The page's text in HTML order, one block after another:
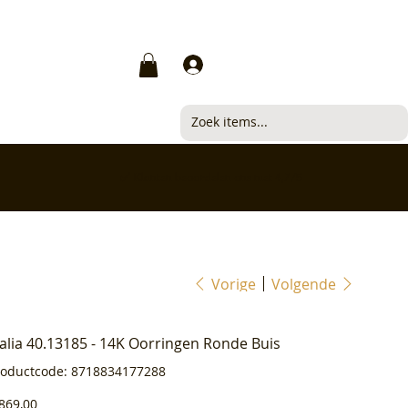
Vorige Volgende
40.13185 - 14K Oorringen Ronde Buis
Productcode
8718834177288
8718834177288